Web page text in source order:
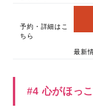
予約・詳細はこ
ちら
最新
#4 心がほっ